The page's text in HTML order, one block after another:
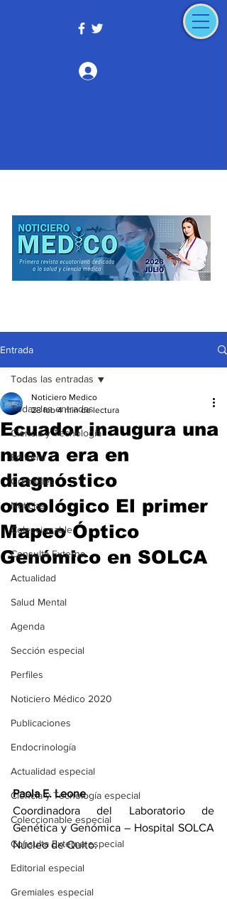
Entrada
Todas las entradas
Ciencia y Tecnología
Editorial
Gremiales
Noticias
Coleccionable
Consulta Externa
Actualidad
Salud Mental
Agenda
Sección especial
Perfiles
Noticiero Médico 2020
Publicaciones
Endocrinología
Actualidad especial
Ciencia y Tecnología especial
Coleccionable especial
Consulta Externa especial
Editorial especial
Gremiales especial
Todas las entradas
Ecuador inaugura una
nueva era en
diagnóstico
oncológico El primer
Mapeo Óptico
Genómico en SOLCA
Noticiero Medico
28 feb 4 min de lectura
Paola E. Leone
Coordinadora del Laboratorio de
Genética y Genómica – Hospital SOLCA
Núcleo de Quito.